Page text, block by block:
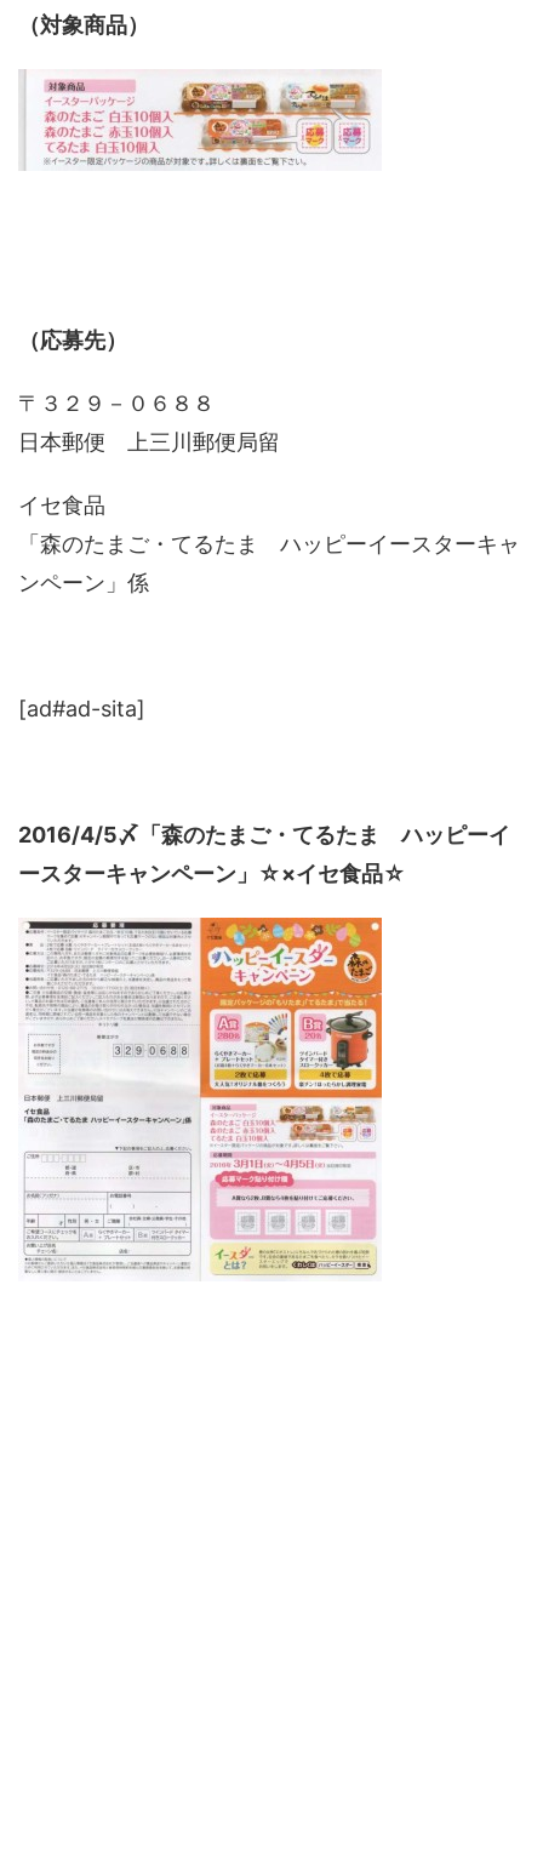
（対象商品）
（応募先）
〒３２９－０６８８
日本郵便 上三川郵便局留
イセ食品
「森のたまご・てるたま ハッピーイースターキャ
ンペーン」係
[ad#ad-sita]
2016/4/5〆「森のたまご・てるたま ハッピーイ
ースターキャンペーン」☆×イセ食品☆